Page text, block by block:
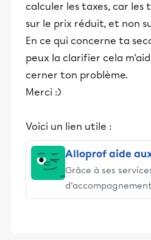
calculer les taxes, car les
sur le prix réduit, et non
En ce qui concerne ta
peux la clarifier cela
cerner ton problème.
Merci :)
Voici un lien utile :
Alloprof aide
Grâce à ses
stimulants,